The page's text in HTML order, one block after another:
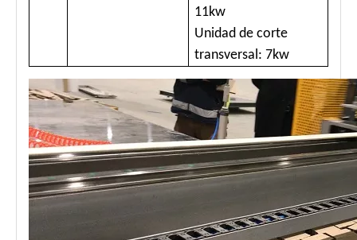
11kw
Unidad de corte
transversal: 7kw